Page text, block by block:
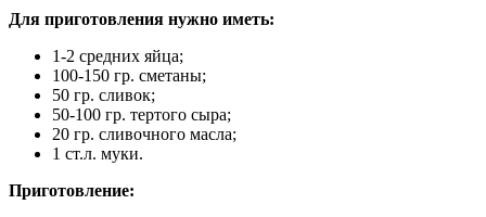
Для приготовления нужно иметь:
1-2 средних яйца;
100-150 гр. сметаны;
50 гр. сливок;
50-100 гр. тертого сыра;
20 гр. сливочного масла;
1 ст.л. муки.
Приготовление: